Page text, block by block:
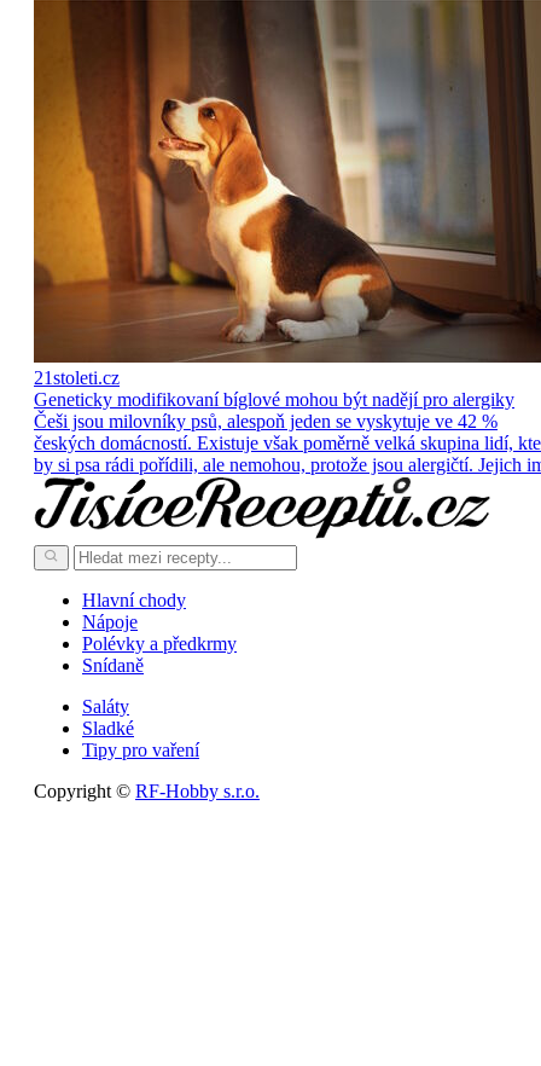
21stoleti.cz
Geneticky modifikovaní bíglové mohou být nadějí pro alergiky
Češi jsou milovníky psů, alespoň jeden se vyskytuje ve 42 %
českých domácností. Existuje však poměrně velká skupina lidí,
by si psa rádi pořídili, ale nemohou, protože jsou alergičtí. Jejich
Hlavní chody
Nápoje
Polévky a předkrmy
Snídaně
Saláty
Sladké
Tipy pro vaření
Copyright © RF-Hobby s.r.o.